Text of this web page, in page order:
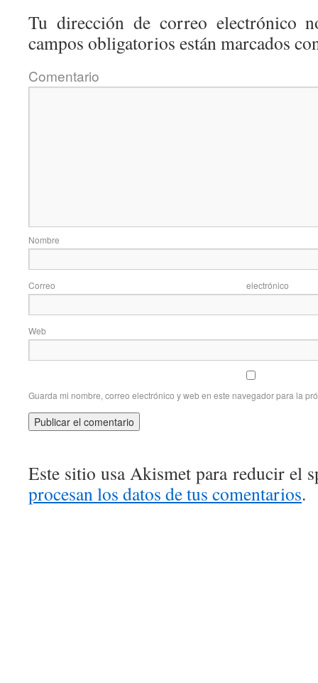
Tu dirección de correo electrónico
campos obligatorios están marcados
Correo
Web
Guarda mi nombre, correo electrónico y web en este navegador para la
Este sitio usa Akismet para reducir el
procesan los datos de tus comentarios.